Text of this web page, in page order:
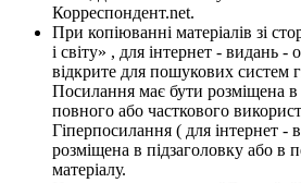
Корреспондент.net.
При копіюванні матеріалів зі
і світу» , для інтернет - видань -
відкрите для пошукових систем
Посилання має бути розміщена в
повного або часткового
Гіперпосилання ( для інтернет -
розміщена в підзаголовку або в
матеріалу.